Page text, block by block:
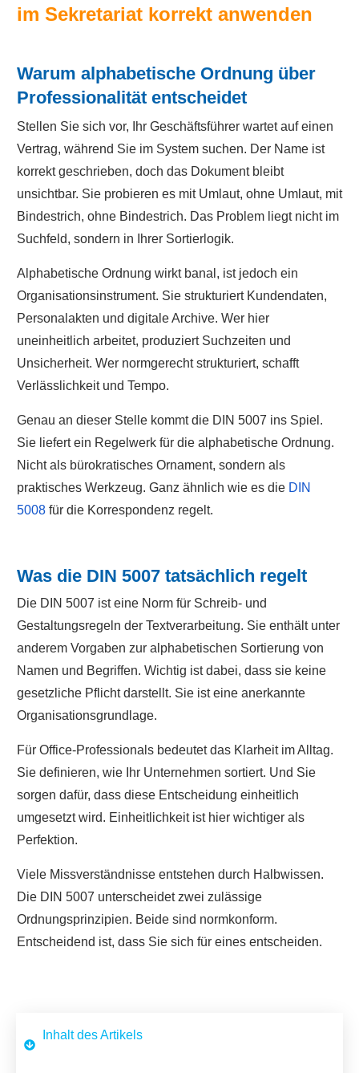
im Sekretariat korrekt anwenden
Warum alphabetische Ordnung über
Professionalität entscheidet
Stellen Sie sich vor, Ihr Geschäftsführer wartet auf einen
Vertrag, während Sie im System suchen. Der Name ist
korrekt geschrieben, doch das Dokument bleibt
unsichtbar. Sie probieren es mit Umlaut, ohne Umlaut, mit
Bindestrich, ohne Bindestrich. Das Problem liegt nicht im
Suchfeld, sondern in Ihrer Sortierlogik.
Alphabetische Ordnung wirkt banal, ist jedoch ein
Organisationsinstrument. Sie strukturiert Kundendaten,
Personalakten und digitale Archive. Wer hier
uneinheitlich arbeitet, produziert Suchzeiten und
Unsicherheit. Wer normgerecht strukturiert, schafft
Verlässlichkeit und Tempo.
Genau an dieser Stelle kommt die DIN 5007 ins Spiel.
Sie liefert ein Regelwerk für die alphabetische Ordnung.
Nicht als bürokratisches Ornament, sondern als
praktisches Werkzeug. Ganz ähnlich wie es die DIN
5008 für die Korrespondenz regelt.
Was die DIN 5007 tatsächlich regelt
Die DIN 5007 ist eine Norm für Schreib- und
Gestaltungsregeln der Textverarbeitung. Sie enthält unter
anderem Vorgaben zur alphabetischen Sortierung von
Namen und Begriffen. Wichtig ist dabei, dass sie keine
gesetzliche Pflicht darstellt. Sie ist eine anerkannte
Organisationsgrundlage.
Für Office-Professionals bedeutet das Klarheit im Alltag.
Sie definieren, wie Ihr Unternehmen sortiert. Und Sie
sorgen dafür, dass diese Entscheidung einheitlich
umgesetzt wird. Einheitlichkeit ist hier wichtiger als
Perfektion.
Viele Missverständnisse entstehen durch Halbwissen.
Die DIN 5007 unterscheidet zwei zulässige
Ordnungsprinzipien. Beide sind normkonform.
Entscheidend ist, dass Sie sich für eines entscheiden.
Inhalt des Artikels